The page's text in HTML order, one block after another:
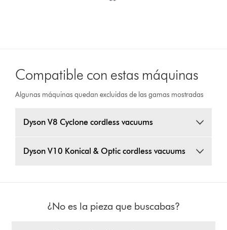
Compatible con estas máquinas
Algunas máquinas quedan excluidas de las gamas mostradas
Dyson V8 Cyclone cordless vacuums
Dyson V10 Konical & Optic cordless vacuums
¿No es la pieza que buscabas?